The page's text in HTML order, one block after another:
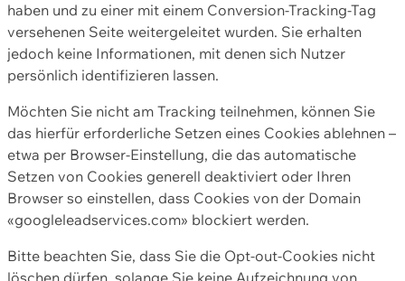
haben und zu einer mit einem Conversion-Tracking-Tag
versehenen Seite weitergeleitet wurden. Sie erhalten
jedoch keine Informationen, mit denen sich Nutzer
persönlich identifizieren lassen.
Möchten Sie nicht am Tracking teilnehmen, können Sie
das hierfür erforderliche Setzen eines Cookies ablehnen –
etwa per Browser-Einstellung, die das automatische
Setzen von Cookies generell deaktiviert oder Ihren
Browser so einstellen, dass Cookies von der Domain
«googleleadservices.com» blockiert werden.
Bitte beachten Sie, dass Sie die Opt-out-Cookies nicht